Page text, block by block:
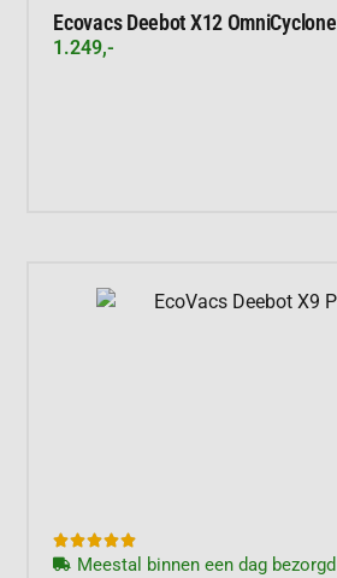
Ecovacs Deebot X12 OmniCyclone
1.249,-

Meestal binnen een dag bezorgd